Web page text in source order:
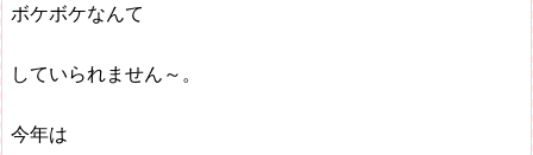
ボケボケなんて
していられません～。
今年は